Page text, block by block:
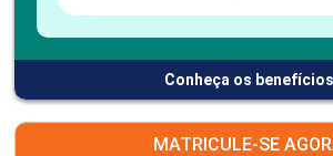
Conheça os benefícios
MATRICULE-SE